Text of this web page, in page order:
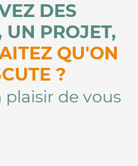
DES
UN PROJET,
QU'ON
?
plaisir de vous